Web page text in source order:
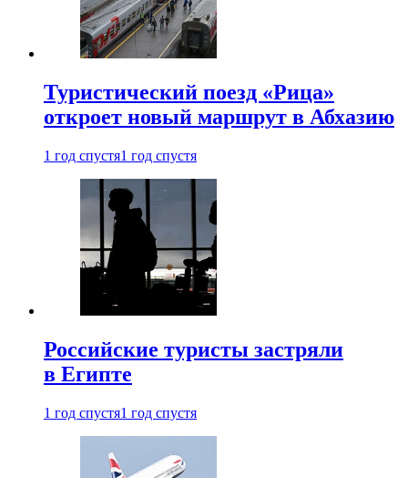
Туристический поезд «Рица»
откроет новый маршрут в Абхазию
1 год спустя1 год спустя
Российские туристы застряли
в Египте
1 год спустя1 год спустя